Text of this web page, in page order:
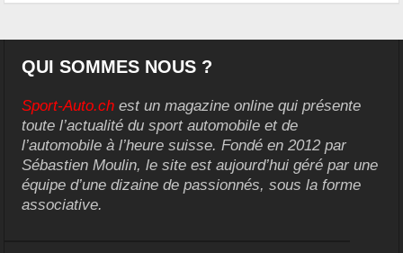
QUI SOMMES NOUS ?
Sport-Auto.ch est un magazine online qui présente
toute l’actualité du sport automobile et de
l’automobile à l’heure suisse. Fondé en 2012 par
Sébastien Moulin, le site est aujourd’hui géré par une
équipe d’une dizaine de passionnés, sous la forme
associative.